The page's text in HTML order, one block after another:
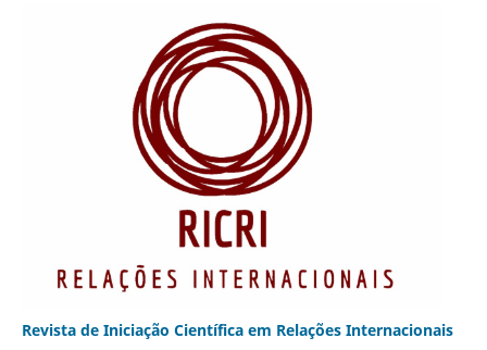
Revista de Iniciação Científica em Relações Internacionais